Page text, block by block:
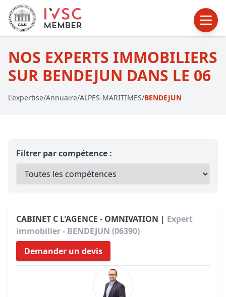
NOS EXPERTS IMMOBILIERS
SUR BENDEJUN DANS LE 06
L'expertise/Annuaire/ALPES-MARITIMES/BENDEJUN
Filtrer par compétence :
CABINET C L'AGENCE - OMNIVATION | Expert
immobilier - BENDEJUN (06390)
Demander un devis